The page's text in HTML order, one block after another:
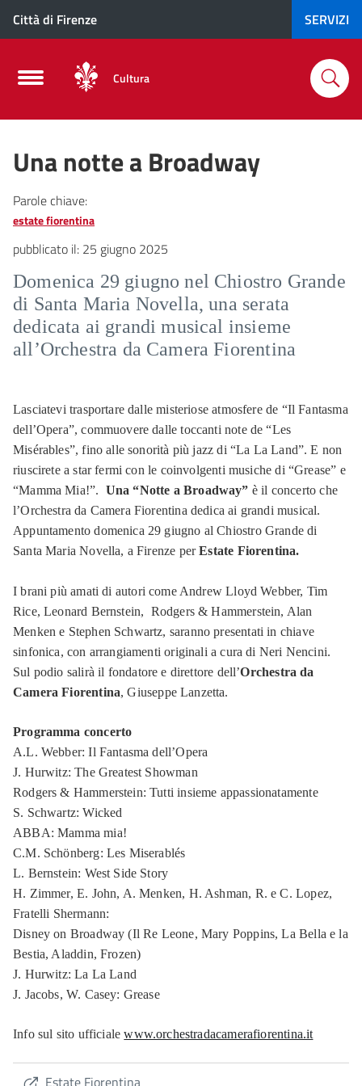
Città di Firenze SERVIZI
Cultura
Una notte a Broadway
Parole chiave:
estate fiorentina
pubblicato il: 25 giugno 2025
Domenica 29 giugno nel Chiostro Grande
di Santa Maria Novella, una serata
dedicata ai grandi musical insieme
all’Orchestra da Camera Fiorentina
Lasciatevi trasportare dalle misteriose atmosfere de “Il Fantasma
dell’Opera”, commuovere dalle toccanti note de “Les
Misérables”, fino alle sonorità più jazz di “La La Land”. E non
riuscirete a star fermi con le coinvolgenti musiche di “Grease” e
“Mamma Mia!”. Una “Notte a Broadway” è il concerto che
l’Orchestra da Camera Fiorentina dedica ai grandi musical.
Appuntamento domenica 29 giugno al Chiostro Grande di
Santa Maria Novella, a Firenze perEstate Fiorentina.
I brani più amati di autori come Andrew Lloyd Webber, Tim
Rice, Leonard Bernstein, Rodgers & Hammerstein, Alan
Menken e Stephen Schwartz, saranno presentati in chiave
sinfonica, con arrangiamenti originali a cura di Neri Nencini.
Sul podio salirà il fondatore e direttore dell’Orchestra da
Camera Fiorentina, Giuseppe Lanzetta.
Programma concerto
A.L. Webber: Il Fantasma dell’Opera
J. Hurwitz: The Greatest Showman
Rodgers & Hammerstein: Tutti insieme appassionatamente
S. Schwartz: Wicked
ABBA: Mamma mia!
C.M. Schönberg: Les Miserablés
L. Bernstein: West Side Story
H. Zimmer, E. John, A. Menken, H. Ashman, R. e C. Lopez,
Fratelli Shermann:
Disney on Broadway (Il Re Leone, Mary Poppins, La Bella e la
Bestia, Aladdin, Frozen)
J. Hurwitz: La La Land
J. Jacobs, W. Casey: Grease
Info sul sito ufficialewww.orchestradacamerafiorentina.it
Estate Fiorentina